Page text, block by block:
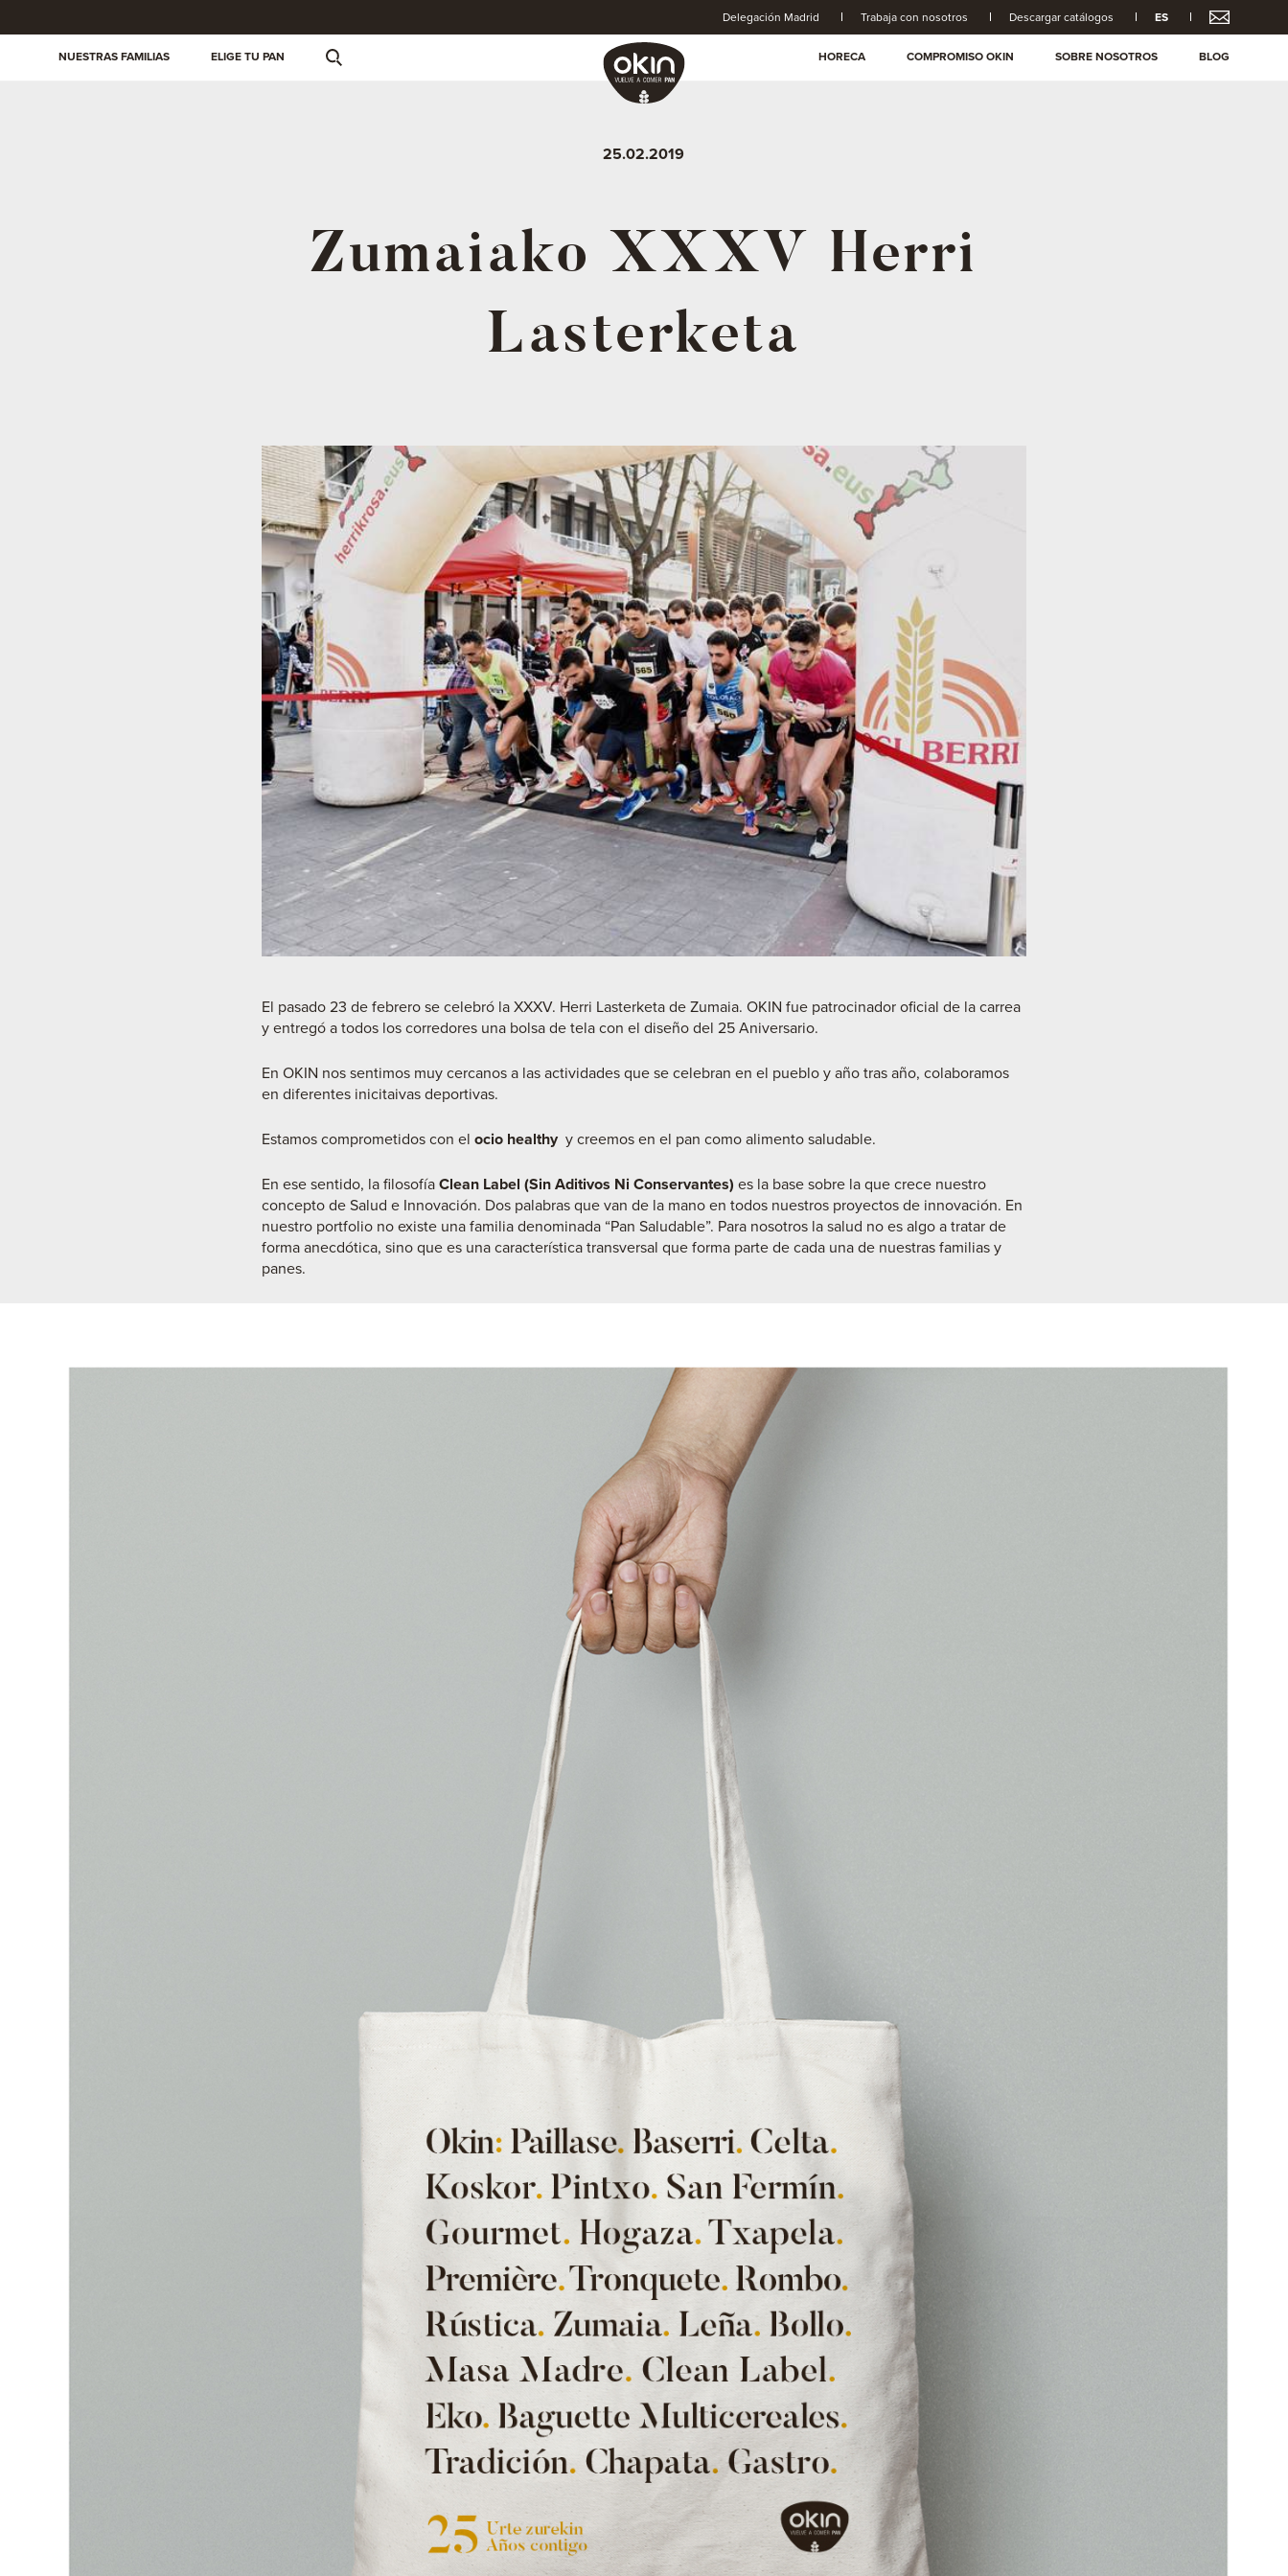
Delegación Madrid Trabaja con nosotros Descargar catálogos ES
NUESTRAS FAMILIAS ELIGE TU PAN HORECA COMPROMISO OKIN SOBRE NOSOTROS BLOG
25.02.2019
Zumaiako XXXV Herri
Lasterketa
El pasado 23 de febrero se celebró la XXXV. Herri Lasterketa de Zumaia. OKIN fue patrocinador oficial de la carrea
y entregó a todos los corredores una bolsa de tela con el diseño del 25 Aniversario.
En OKIN nos sentimos muy cercanos a las actividades que se celebran en el pueblo y año tras año, colaboramos
en diferentes inicitaivas deportivas.
Estamos comprometidos con el ocio healthy y creemos en el pan como alimento saludable.
En ese sentido, la filosofía Clean Label (Sin Aditivos Ni Conservantes) es la base sobre la que crece nuestro
concepto de Salud e Innovación. Dos palabras que van de la mano en todos nuestros proyectos de innovación. En
nuestro portfolio no existe una familia denominada “Pan Saludable”. Para nosotros la salud no es algo a tratar de
forma anecdótica, sino que es una característica transversal que forma parte de cada una de nuestras familias y
panes.